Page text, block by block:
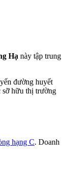
Hạ này tập trung
đường huyết
hữu thị trường
hạng C. Doanh